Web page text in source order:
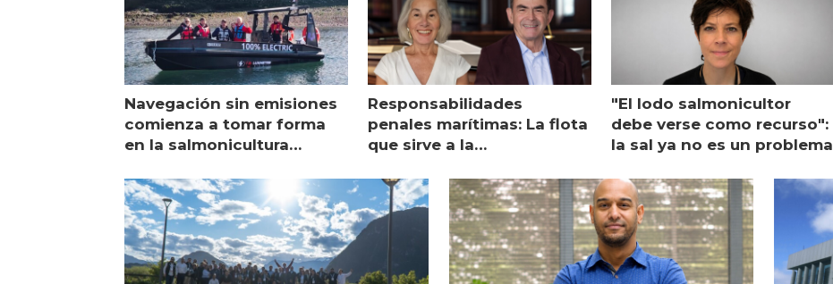
Navegación sin emisiones
comienza a tomar forma
en la salmonicultura
Responsabilidades
penales marítimas: La flota
que sirve a la
visión
"El lodo salmonicultor
debe verse como recurso":
la sal ya no es un problema